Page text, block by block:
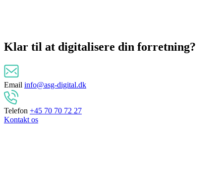
Klar til at digitalisere din forretning?
Email info@asg-digital.dk
Telefon +45 70 70 72 27
Kontakt os